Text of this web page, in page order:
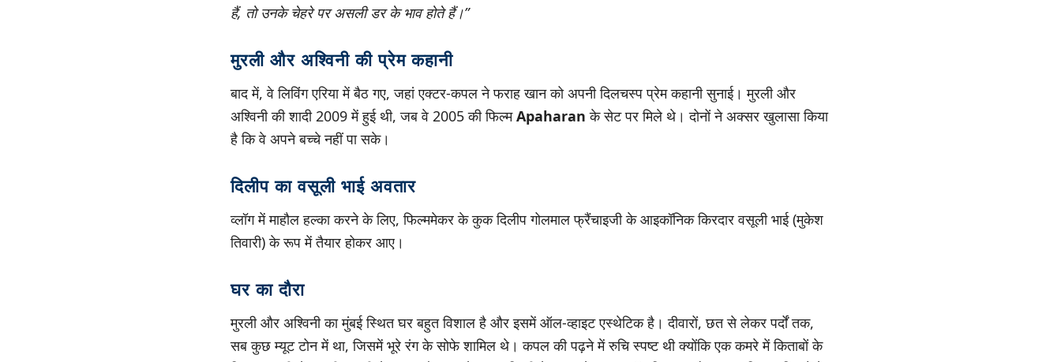
हैं, तो उनके चेहरे पर असली डर के भाव होते हैं।”
मुरली और अश्विनी की प्रेम कहानी
बाद में, वे लिविंग एरिया में बैठ गए, जहां एक्टर-कपल ने फराह खान को अपनी दिलचस्प प्रेम कहानी सुनाई। मुरली और
अश्विनी की शादी 2009 में हुई थी, जब वे 2005 की फिल्मApaharan के सेट पर मिले थे। दोनों ने अक्सर खुलासा किया
है कि वे अपने बच्चे नहीं पा सके।
दिलीप का वसूली भाई अवतार
व्लॉग में माहौल हल्का करने के लिए, फिल्ममेकर के कुक दिलीप गोलमाल फ्रैंचाइजी के आइकॉनिक किरदार वसूली भाई (मुकेश
तिवारी) के रूप में तैयार होकर आए।
घर का दौरा
मुरली और अश्विनी का मुंबई स्थित घर बहुत विशाल है और इसमें ऑल-व्हाइट एस्थेटिक है। दीवारों, छत से लेकर पर्दों तक,
सब कुछ म्यूट टोन में था, जिसमें भूरे रंग के सोफे शामिल थे। कपल की पढ़ने में रुचि स्पष्ट थी क्योंकि एक कमरे में किताबों के